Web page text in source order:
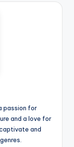
passion for
and a love for
and